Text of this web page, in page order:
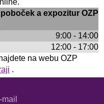
a expozitur OZP
9:00 - 14:00
12:00 - 17:00
na webu OZP
.
mail